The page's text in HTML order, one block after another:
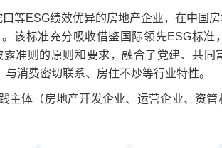
ESG绩效优异的房地产企业，在中国
该标准充分吸收借鉴国际领先ESG标
露准则的原则和要求，融合了党建、共
消费密切联系、房住不炒等行业特性。
体（房地产开发企业、运营企业、资管